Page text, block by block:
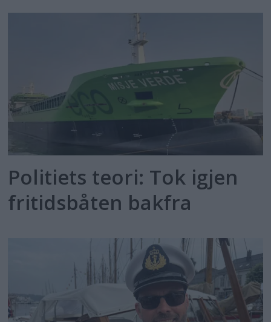
Politiets teori: Tok igjen
fritidsbåten bakfra